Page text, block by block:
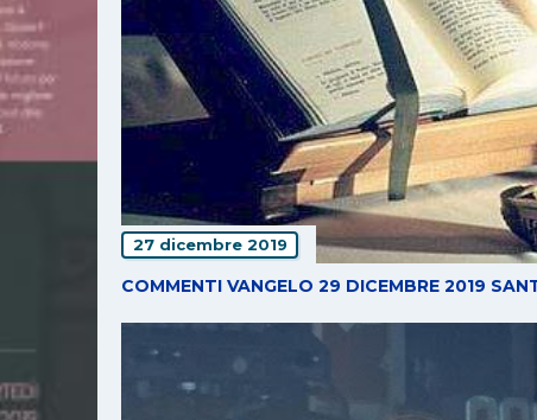
27 dicembre 2019
COMMENTI VANGELO 29 DICEMBRE 2019